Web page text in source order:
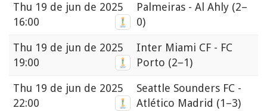
Thu 19 de jun de 2025
16:00
Palmeiras - Al Ahly (2–
0)
Thu 19 de jun de 2025
19:00
Inter Miami CF - FC
Porto (2–1)
Thu 19 de jun de 2025
22:00
Seattle Sounders FC -
Atlético Madrid (1–3)